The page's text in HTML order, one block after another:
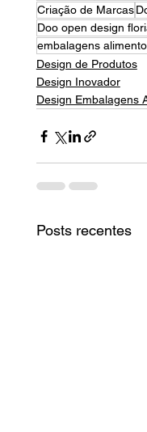
Criação de Marcas
Doo open design
embalagens
Design de Produtos
Design Inovador
Design Embalagens
Posts recentes